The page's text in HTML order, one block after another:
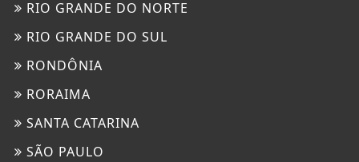
RIO GRANDE DO NORTE
RIO GRANDE DO SUL
RONDÔNIA
RORAIMA
SANTA CATARINA
SÃO PAULO